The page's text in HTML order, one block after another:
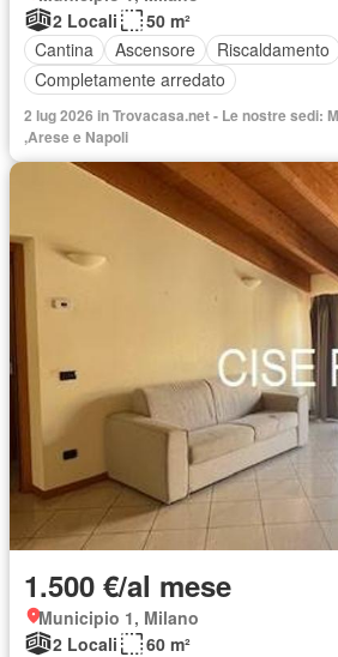
2 Locali
50 m²
Cantina
Ascensore Riscaldamento
Completamente arredato
2 lug 2026 in Trovacasa.net - Le nostre sedi:
,Arese e Napoli
1.500 €/al mese
Municipio 1, Milano
2 Locali
60 m²